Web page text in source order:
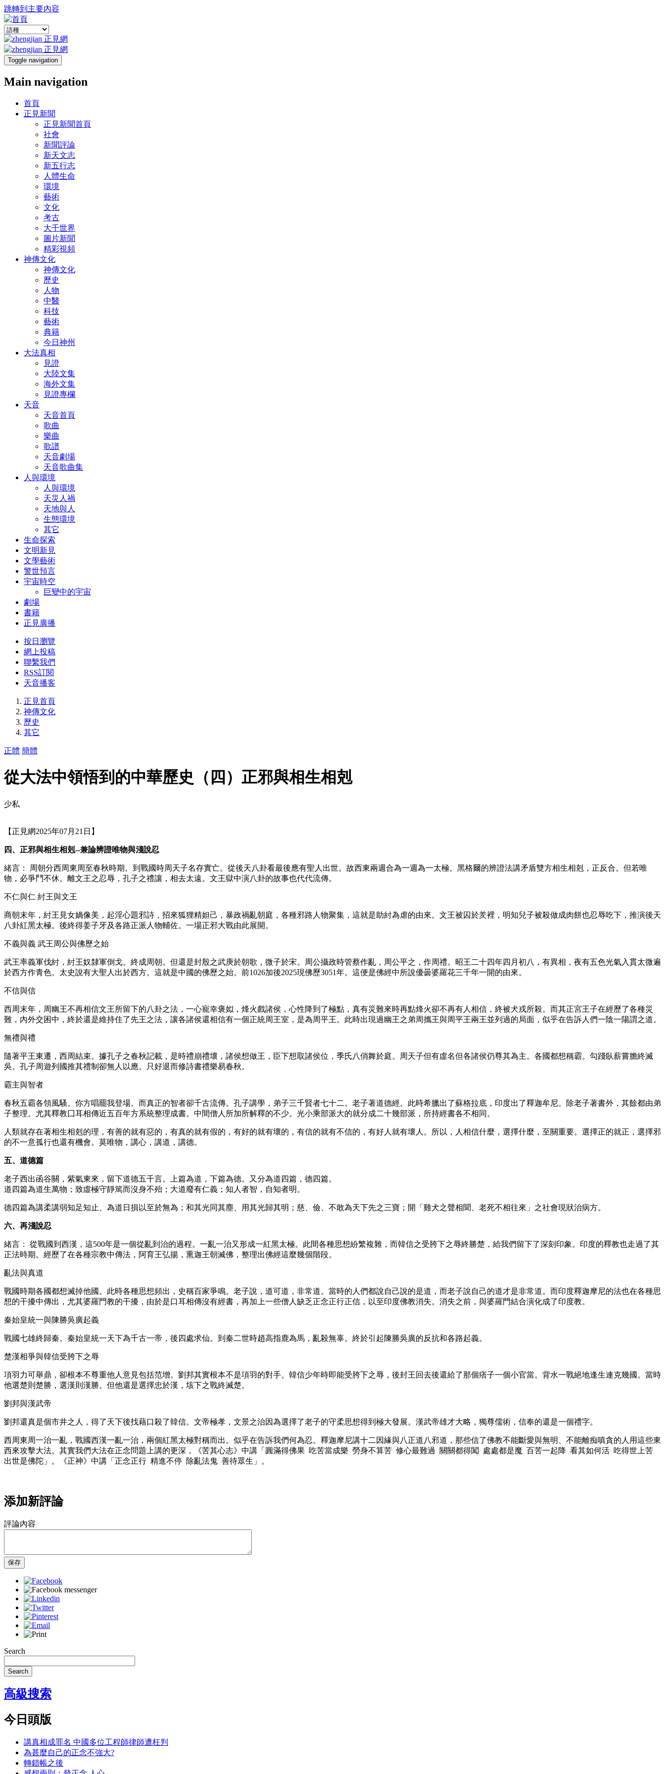
跳轉到主要內容
Toggle navigation
Main navigation
首頁
正見新聞
正見新聞首頁
社會
新聞評論
新天文志
新五行志
人體生命
環境
藝術
文化
考古
大千世界
圖片新聞
精彩視頻
神傳文化
神傳文化
歷史
人物
中醫
科技
藝術
典籍
今日神州
大法真相
見證
大陸文集
海外文集
見證專欄
天音
天音首頁
歌曲
樂曲
歌譜
天音劇場
天音歌曲集
人與環境
人與環境
天災人禍
天地與人
生態環境
其它
生命探索
文明新見
文學藝術
警世預言
宇宙時空
巨變中的宇宙
劇場
書籍
正見廣播
按日瀏覽
網上投稿
聯繫我們
RSS訂閱
天音播客
正見首頁
神傳文化
歷史
其它
正體 簡體
從大法中領悟到的中華歷史（四）正邪與相生相剋
少私
【正見網2025年07月21日】
四、正邪與相生相剋--兼論辨證唯物與淺說忍
緒言： 周朝分西周東周至春秋時期。到戰國時周天子名存實亡。從後天八卦看最後應有聖人出世。故西東兩週合為一週為一太極。黑格爾的辨證法講矛盾雙方相生相剋，正反合。但若唯
物，必爭鬥不休。離文王之忍辱，孔子之禮讓，相去太遠。文王獄中演八卦的故事也代代流傳。
不仁與仁 紂王與文王
商朝末年，紂王見女媧像美，起淫心題邪詩，招來狐狸精妲己，暴政禍亂朝庭，各種邪路人物聚集，這就是助紂為虐的由來。文王被囚於羑裡，明知兒子被殺做成肉餅也忍辱吃下，推演後天
八卦紅黑太極。後終得姜子牙及各路正派人物輔佐。一場正邪大戰由此展開。
不義與義 武王周公與佛歷之始
武王率義軍伐紂，紂王奴隸軍倒戈。終成周朝。但還是封殷之武庚於朝歌，微子於宋。周公攝政時管蔡作亂，周公平之，作周禮。昭王二十四年四月初八，有異相，夜有五色光氣入貫太微遍
於西方作青色。太史說有大聖人出於西方。這就是中國的佛歷之始。前1026加後2025現佛歷3051年。這便是佛經中所說優曇婆羅花三千年一開的由來。
不信與信
西周末年，周幽王不再相信文王所留下的八卦之法，一心寵幸褒姒，烽火戲諸侯，心性降到了極點，真有災難來時再點烽火卻不再有人相信，終被犬戎所殺。而其正宮王子在經歷了各種災
難，內外交困中，終於還是維持住了先王之法，讓各諸侯還相信有一個正統周王室，是為周平王。此時出現過幽王之弟周攜王與周平王兩王並列過的局面，似乎在告訴人們一陰一陽謂之道。
無禮與禮
隨著平王東遷，西周結束。據孔子之春秋記載，是時禮崩禮壞，諸侯想做王，臣下想取諸侯位，季氏八俏舞於庭。周天子但有虛名但各諸侯仍尊其為主。各國都想稱霸。勾踐臥薪嘗膽終滅
吳。孔子周遊列國推其禮制卻無人以應。只好退而修詩書禮樂易春秋。
霸主與智者
春秋五霸各領風騷。你方唱罷我登場。而真正的智者卻千古流傳。孔子講學，弟子三千賢者七十二。老子著道德經。此時希臘出了蘇格拉底，印度出了釋迦牟尼。除老子著書外，其餘都由弟
子整理。尤其釋教囗耳相傳近五百年方系統整理成書。中間僧人所加所解釋的不少。光小乘部派大的就分成二十幾部派，所持經書各不相同。
人類就存在著相生相剋的理，有善的就有惡的，有真的就有假的，有好的就有壞的，有信的就有不信的，有好人就有壞人。所以，人相信什麼，選擇什麼，至關重要。選擇正的就正，選擇邪
的不一意孤行也還有機會。莫唯物，講心，講道，講德。
五、道德篇
老子西出函谷關，紫氣東來，留下道德五千言。上篇為道，下篇為德。又分為道四篇，德四篇。
道四篇為道生萬物；致虛極守靜篤而沒身不殆；大道廢有仁義；知人者智，自知者明。
德四篇為講柔講弱知足知止、為道日損以至於無為；和其光同其塵、用其光歸其明；慈、儉、不敢為天下先之三寶；開「雞犬之聲相聞、老死不相往來」之社會現狀治病方。
六、再淺說忍
緒言： 從戰國到西漢，這500年是一個從亂到治的過程。一亂一治又形成一紅黑太極。此間各種思想紛繁複雜，而韓信之受胯下之辱終勝楚，給我們留下了深刻印象。印度的釋教也走過了其
正法時期。經歷了在各種宗教中傳法，阿育王弘揚，熏迦王朝滅佛，整理出佛經這麼幾個階段。
亂法與真道
戰國時期各國都想滅掉他國。此時各種思想頻出，史稱百家爭鳴。老子說，道可道，非常道。當時的人們都說自己說的是道，而老子說自己的道才是非常道。而印度釋迦摩尼的法也在各種思
想的干擾中傳出，尤其婆羅門教的干擾，由於是口耳相傳沒有經書，再加上一些僧人缺乏正念正行正信，以至印度佛教消失。消失之前，與婆羅門結合演化成了印度教。
秦始皇統一與陳勝吳廣起義
戰國七雄終歸秦。秦始皇統一天下為千古一帝，後四處求仙。到秦二世時趙高指鹿為馬，亂殺無辜。終於引起陳勝吳廣的反抗和各路起義。
楚漢相爭與韓信受胯下之辱
項羽力可舉鼎，卻根本不尊重他人意見包括范增。劉邦其實根本不是項羽的對手。韓信少年時即能受胯下之辱，後封王回去後還給了那個痞子一個小官當。背水一戰絕地逢生連克幾國。當時
他選楚則楚勝，選漢則漢勝。但他還是選擇忠於漢，垓下之戰終滅楚。
劉邦與漢武帝
劉邦還真是個市井之人，得了天下後找藉口殺了韓信。文帝極孝，文景之治因為選擇了老子的守柔思想得到極大發展。漢武帝雄才大略，獨尊儒術，信奉的還是一個禮字。
西周東周一治一亂，戰國西漢一亂一治，兩個紅黑太極對稱而出。似乎在告訴我們何為忍。釋迦摩尼講十二因緣與八正道八邪道，那些信了佛教不能斷愛與無明、不能離痴嗔貪的人用這些東
西來攻擊大法。其實我們大法在正念問題上講的更深，《苦其心志》中講「圓滿得佛果 吃苦當成樂 勞身不算苦 修心最難過 關關都得闖 處處都是魔 百苦一起降 看其如何活 吃得世上苦
出世是佛陀」。《正神》中講「正念正行 精進不停 除亂法鬼 善待眾生」。
添加新評論
評論內容
保存
Search
Search
高級搜索
今日頭版
講真相成罪名 中國多位工程師律師遭枉判
為甚麼自己的正念不強大?
轉錯帳之後